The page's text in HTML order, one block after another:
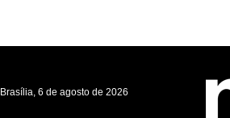
Brasília, 6 de agosto de 2026